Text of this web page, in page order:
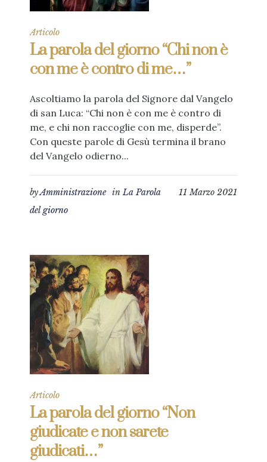
Articolo
La parola del giorno “Chi non è
con me è contro di me…”
Ascoltiamo la parola del Signore dal Vangelo
di san Luca: “Chi non è con me è contro di
me, e chi non raccoglie con me, disperde”.
Con queste parole di Gesù termina il brano
del Vangelo odierno...
11 Marzo 2021
byAmministrazione inLa Parola
del giorno
Articolo
La parola del giorno “Non
giudicate e non sarete
giudicati…”